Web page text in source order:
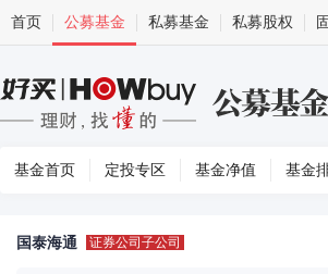
首页 公募基金 私募基金 私募股权
基金首页 定投专区 基金净值 基金
国泰海通 证券公司子公司